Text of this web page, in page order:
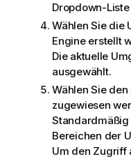
Dropdown-Liste
Wählen Sie die
Engine erstellt
Die aktuelle
ausgewählt.
Wählen Sie
zugewiesen
Standardmäßig
Bereichen der
Um den Zugriff